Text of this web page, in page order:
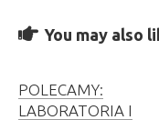
You may also
POLECAMY:
LABORATORIA I